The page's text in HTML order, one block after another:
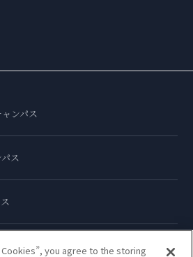
ンパス
ス
you agree to the storing